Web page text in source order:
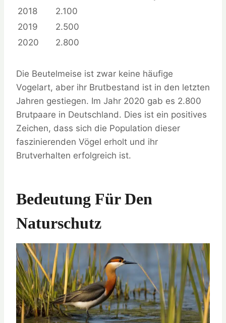
2018
2.100
2019
2.500
2020
2.800
Die Beutelmeise ist zwar keine häufige
Vogelart, aber ihr Brutbestand ist in den letzten
Jahren gestiegen. Im Jahr 2020 gab es 2.800
Brutpaare in Deutschland. Dies ist ein positives
Zeichen, dass sich die Population dieser
faszinierenden Vögel erholt und ihr
Brutverhalten erfolgreich ist.
Bedeutung Für Den
Naturschutz